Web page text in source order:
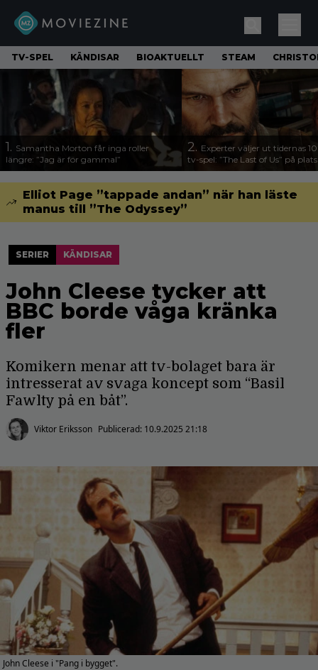
TV-SPEL KÄNDISAR BIOAKTUELLT STEAM
1. Samantha Morton får inga roller
längre: ”Jag är för gammal”
2. Experter väljer ut tidernas
tv-spel: ”The Last of Us” på
Elliot Page ”tappade andan” när han läste
manus till ”The Odyssey”
SERIER KÄNDISAR
John Cleese tycker att
BBC borde våga kränka
fler
Komikern menar att tv-bolaget bara är
intresserat av svaga koncept som “Basil
Fawlty på en båt”.
Viktor Eriksson Publicerad: 10.9.2025 21:18
John Cleese i "Pang i bygget".